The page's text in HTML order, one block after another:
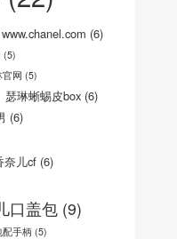
www.chanel.com (6)
(5)
官网 (5)
瑟琳蜥蜴皮box (6)
(6)
奈儿cf (6)
口盖包 (9)
配手柄 (5)